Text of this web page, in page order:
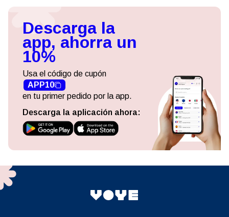
Descarga la
app, ahorra un
10%
Usa el código de cupón
APP10
en tu primer pedido por la app.
Descarga la aplicación ahora: